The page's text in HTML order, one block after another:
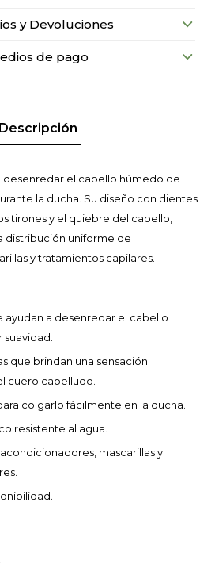
y Devoluciones
de pago
Descripción
desenredar el cabello húmedo de
la ducha. Su diseño con dientes
tirones y el quiebre del cabello,
distribución uniforme de
y tratamientos capilares.
ayudan a desenredar el cabello
que brindan una sensación
cuero cabelludo.
colgarlo fácilmente en la ducha.
resistente al agua.
mascarillas y